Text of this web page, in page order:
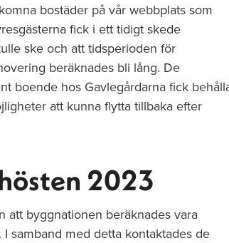
bostäder på vår webbplats som
fick i ett tidigt skede
ske och att tidsperioden för
beräknades bli lång. De
boende hos Gavlegårdarna fick
att kunna flytta tillbaka efter
2023
byggnationen beräknades vara
samband med detta kontaktades de